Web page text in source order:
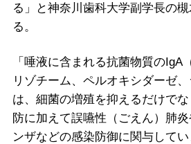
る」と神奈川歯科大学副学長の
る。
「唾液に含まれる抗菌物質のIgA
リゾチーム、ペルオキシダーゼ
は、細菌の増殖を抑えるだけで
防に加えて誤嚥性（ごえん）肺
ンザなどの感染防御に関与して